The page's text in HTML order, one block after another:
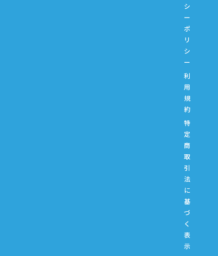
シ
ー
ポ
リ
シ
ー
利
用
規
約
特
定
商
取
引
法
に
基
づ
く
表
示